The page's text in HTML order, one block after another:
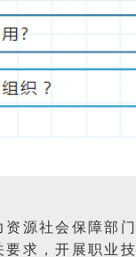
资源社会保障部
求，开展职业